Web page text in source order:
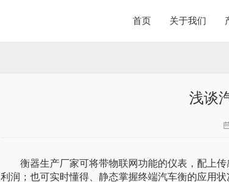
首页 关于我们
浅谈
衡器生产厂家可将带物联网功能的仪表，配上传
利润；也可实时懂得、静态掌握终端汽车衡的应用